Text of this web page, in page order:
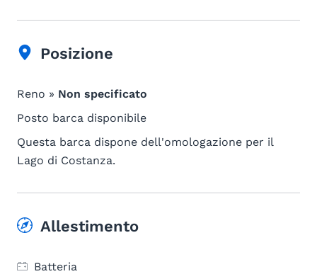
Posizione
Reno » Non specificato
Posto barca disponibile
Questa barca dispone dell'omologazione per il
Lago di Costanza.
Allestimento
Batteria